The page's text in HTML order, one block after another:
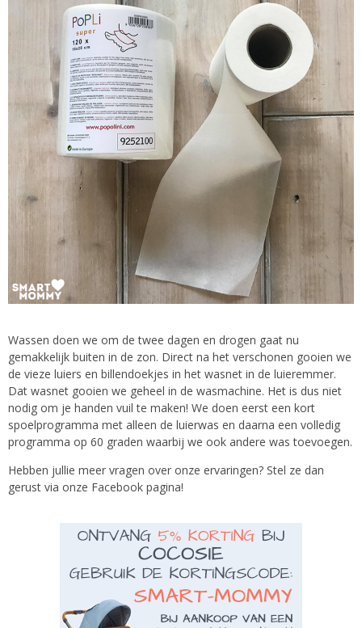
Wassen doen we om de twee dagen en drogen gaat nu
gemakkelijk buiten in de zon. Direct na het verschonen gooien we
de vieze luiers en billendoekjes in het wasnet in de luieremmer.
Dat wasnet gooien we geheel in de wasmachine. Het is dus niet
nodig om je handen vuil te maken! We doen eerst een kort
spoelprogramma met alleen de luierwas en daarna een volledig
programma op 60 graden waarbij we ook andere was toevoegen.
Hebben jullie meer vragen over onze ervaringen? Stel ze dan
gerust via onze Facebook pagina!